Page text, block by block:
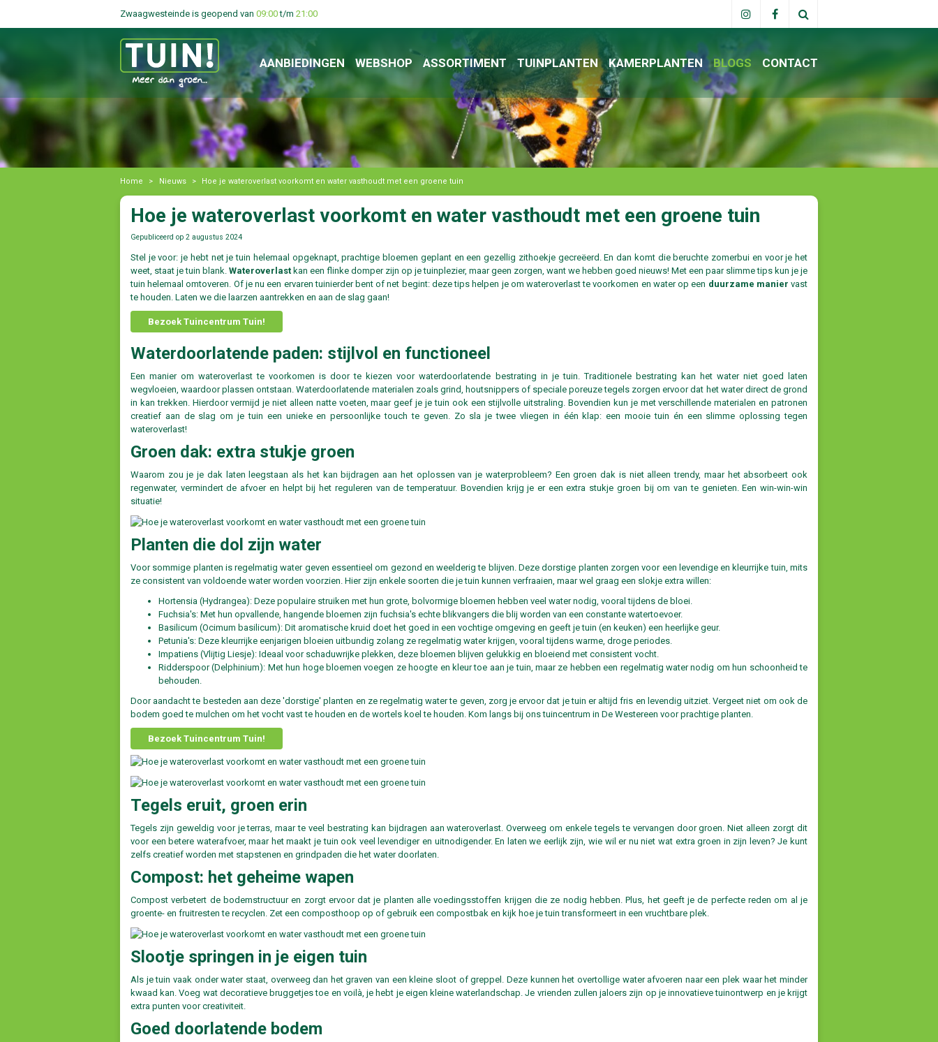
Home > Nieuws > Hoe je wateroverlast voorkomt en water vasthoudt met een groene tuin​
Zwaagwesteinde is geopend van 09:00t/m 21:00
AANBIEDINGEN WEBSHOP ASSORTIMENT TUINPLANTEN KAMERPLANTEN BLOGS CONTACT
Hoe je wateroverlast voorkomt en water vasthoudt met een groene tuin​
Gepubliceerd op 2 augustus 2024
Stel je voor: je hebt net je tuin helemaal opgeknapt, prachtige bloemen geplant en een gezellig zithoekje gecreëerd. En dan komt die beruchte zomerbui en voor je het
weet, staat je tuin blank. Wateroverlast kan een flinke domper zijn op je tuinplezier, maar geen zorgen, want we hebben goed nieuws! Met een paar slimme tips kun je je
tuin helemaal omtoveren. Of je nu een ervaren tuinierder bent of net begint: deze tips helpen je om wateroverlast te voorkomen en water op een duurzame manier vast
te houden. Laten we die laarzen aantrekken en aan de slag gaan!
Bezoek Tuincentrum Tuin!
Waterdoorlatende paden: stijlvol en functioneel
Een manier om wateroverlast te voorkomen is door te kiezen voor waterdoorlatende bestrating in je tuin. Traditionele bestrating kan het water niet goed laten
wegvloeien, waardoor plassen ontstaan. Waterdoorlatende materialen zoals grind, houtsnippers of speciale poreuze tegels zorgen ervoor dat het water direct de grond
in kan trekken. Hierdoor vermijd je niet alleen natte voeten, maar geef je je tuin ook een stijlvolle uitstraling. Bovendien kun je met verschillende materialen en patronen
creatief aan de slag om je tuin een unieke en persoonlijke touch te geven. Zo sla je twee vliegen in één klap: een mooie tuin én een slimme oplossing tegen
wateroverlast!
Groen dak: extra stukje groen
Waarom zou je je dak laten leegstaan als het kan bijdragen aan het oplossen van je waterprobleem? Een groen dak is niet alleen trendy, maar het absorbeert ook
regenwater, vermindert de afvoer en helpt bij het reguleren van de temperatuur. Bovendien krijg je er een extra stukje groen bij om van te genieten. Een win-win-win
situatie!
Planten die dol zijn water
Voor sommige planten is regelmatig water geven essentieel om gezond en weelderig te blijven. Deze dorstige planten zorgen voor een levendige en kleurrijke tuin, mits
ze consistent van voldoende water worden voorzien. Hier zijn enkele soorten die je tuin kunnen verfraaien, maar wel graag een slokje extra willen:
Hortensia (Hydrangea): Deze populaire struiken met hun grote, bolvormige bloemen hebben veel water nodig, vooral tijdens de bloei.
Fuchsia's: Met hun opvallende, hangende bloemen zijn fuchsia's echte blikvangers die blij worden van een constante watertoevoer.
Basilicum (Ocimum basilicum): Dit aromatische kruid doet het goed in een vochtige omgeving en geeft je tuin (en keuken) een heerlijke geur.
Petunia's: Deze kleurrijke eenjarigen bloeien uitbundig zolang ze regelmatig water krijgen, vooral tijdens warme, droge periodes.
Impatiens (Vlijtig Liesje): Ideaal voor schaduwrijke plekken, deze bloemen blijven gelukkig en bloeiend met consistent vocht.
Ridderspoor (Delphinium): Met hun hoge bloemen voegen ze hoogte en kleur toe aan je tuin, maar ze hebben een regelmatig water nodig om hun schoonheid te
behouden.
Door aandacht te besteden aan deze 'dorstige' planten en ze regelmatig water te geven, zorg je ervoor dat je tuin er altijd fris en levendig uitziet. Vergeet niet om ook de
bodem goed te mulchen om het vocht vast te houden en de wortels koel te houden. Kom langs bij ons tuincentrum in De Westereen voor prachtige planten.
Bezoek Tuincentrum Tuin!
Tegels eruit, groen erin
Tegels zijn geweldig voor je terras, maar te veel bestrating kan bijdragen aan wateroverlast. Overweeg om enkele tegels te vervangen door groen. Niet alleen zorgt dit
voor een betere waterafvoer, maar het maakt je tuin ook veel levendiger en uitnodigender. En laten we eerlijk zijn, wie wil er nu niet wat extra groen in zijn leven? Je kunt
zelfs creatief worden met stapstenen en grindpaden die het water doorlaten.
Compost: het geheime wapen
Compost verbetert de bodemstructuur en zorgt ervoor dat je planten alle voedingsstoffen krijgen die ze nodig hebben. Plus, het geeft je de perfecte reden om al je
groente- en fruitresten te recyclen. Zet een composthoop op of gebruik een compostbak en kijk hoe je tuin transformeert in een vruchtbare plek.
Slootje springen in je eigen tuin
Als je tuin vaak onder water staat, overweeg dan het graven van een kleine sloot of greppel. Deze kunnen het overtollige water afvoeren naar een plek waar het minder
kwaad kan. Voeg wat decoratieve bruggetjes toe en voilà, je hebt je eigen kleine waterlandschap. Je vrienden zullen jaloers zijn op je innovatieve tuinontwerp en je krijgt
extra punten voor creativiteit.
Goed doorlatende bodem